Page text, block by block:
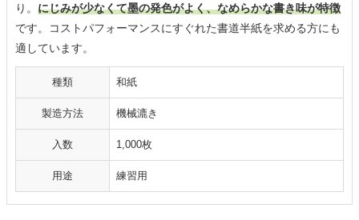
り。 にじみが少なくて墨の発色がよく、なめらかな書き味が特徴
です。コストパフォーマンスにすぐれた書道半紙を求める方にも
適しています。
種類 和紙
製造方法 機械漉き
入数 1,000枚
用途 練習用